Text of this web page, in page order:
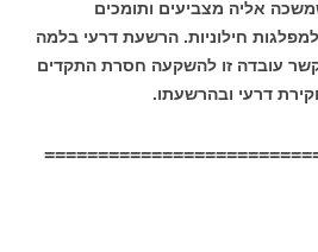
אליה מצביעים ותומכים
חילוניות. הרשעת דרעי בלמה
עובדה זו להשקעה חסרת התקדים
דרעי ובהרשעתו.